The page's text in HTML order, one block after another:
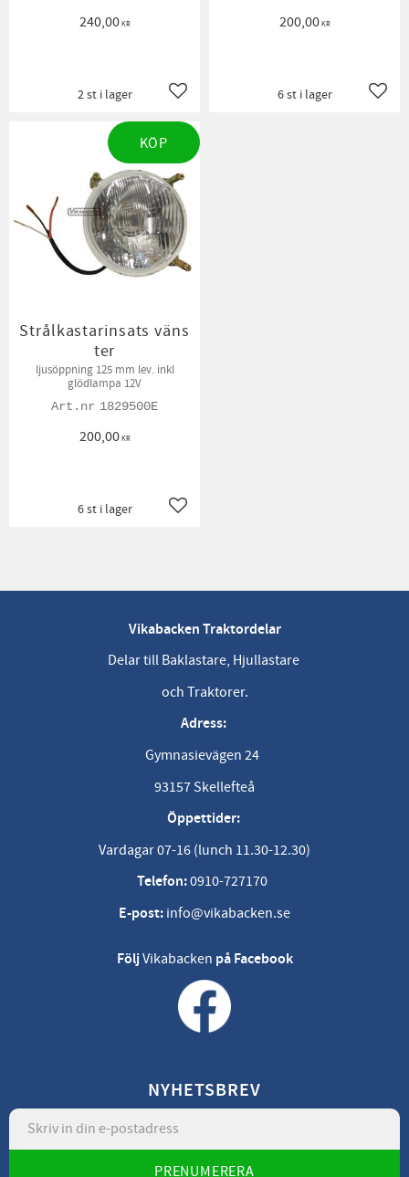
240,00KR
Lägg till i favoriter
2 st i lager
200,00KR
6 st i lager
Strålkastarinsats väns
ter
ljusöppning 125 mm lev. inkl
glödlampa 12V
1829500E
200,00KR
Lägg till i favoriter
6 st i lager
KÖP
Vikabacken Traktordelar
Delar till Baklastare, Hjullastare
och Traktorer.
Adress:
Gymnasievägen 24
93157 Skellefteå
Öppettider:
Vardagar 07-16 (lunch 11.30-12.30)
Telefon:0910-727170
E-post: info@vikabacken.se
FöljVikabacken på Facebook
NYHETSBREV
PRENUMERERA